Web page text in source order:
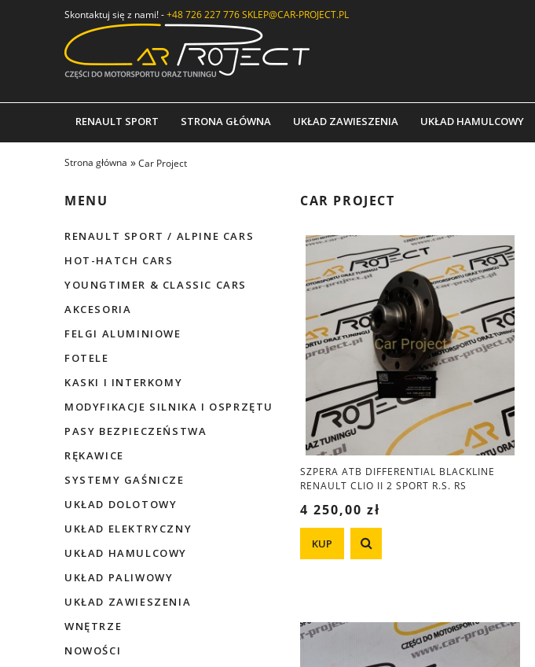
Skontaktuj się z nami! -+48 726 227 776SKLEP@CAR-PROJECT.PL
RENAULT SPORT STRONA GŁÓWNA UKŁAD ZAWIESZENIA UKŁAD HAMULCOWY
Strona główna »Car Project
MENU
RENAULT SPORT / ALPINE CARS
HOT-HATCH CARS
YOUNGTIMER & CLASSIC CARS
AKCESORIA
FELGI ALUMINIOWE
FOTELE
KASKI I INTERKOMY
MODYFIKACJE SILNIKA I OSPRZĘTU
PASY BEZPIECZEŃSTWA
RĘKAWICE
SYSTEMY GAŚNICZE
UKŁAD DOLOTOWY
UKŁAD ELEKTRYCZNY
UKŁAD HAMULCOWY
UKŁAD PALIWOWY
UKŁAD ZAWIESZENIA
WNĘTRZE
NOWOŚCI
CAR PROJECT
SZPERA ATB DIFFERENTIAL BLACKLINE
RENAULT CLIO II 2 SPORT R.S. RS
4 250,00 zł
KUP